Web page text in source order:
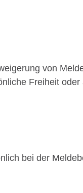
von
Freiheit
bei der